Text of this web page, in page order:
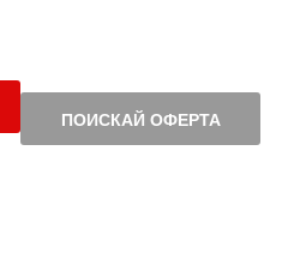
ПОИСКАЙ ОФЕРТА